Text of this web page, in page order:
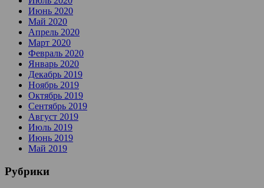
Июнь 2020
Май 2020
Апрель 2020
Март 2020
Февраль 2020
Январь 2020
Декабрь 2019
Ноябрь 2019
Октябрь 2019
Сентябрь 2019
Август 2019
Июль 2019
Июнь 2019
Май 2019
Рубрики